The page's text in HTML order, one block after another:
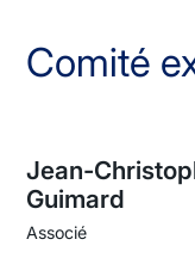
Comité
Jean-
Guimard
Associé